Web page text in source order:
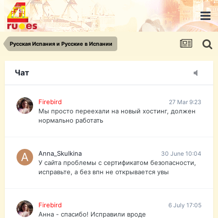
Русская Испания и Русские в Испании
Чат
urist.dokument@gmail.com
https://pasport-ua.com/
Телеграмм @uristpassua
Firebird
Друзья - из России без VPN сайт и форум
Firebird 27 Mar 9:23
Мы просто переехали на новый хостинг, должен
нормально работать
Anna_Skulkina 30 June 10:04
У сайта проблемы с сертификатом безопасности,
исправьте, а без впн не открывается увы
Firebird 6 July 17:05
Анна - спасибо! Исправили вроде